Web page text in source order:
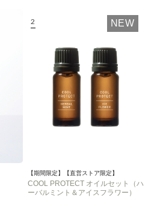
マインドフルネス
つお選びください
エキゾチック
NEW
【期間限定】【直営ストア限定】
COOL PROTECT オイルセット（ハ
ーバルミント＆アイスフラワー）